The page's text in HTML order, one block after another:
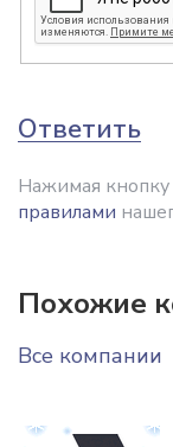
Ответить
Нажимая кнопку
правилами
Похожие
Все компании